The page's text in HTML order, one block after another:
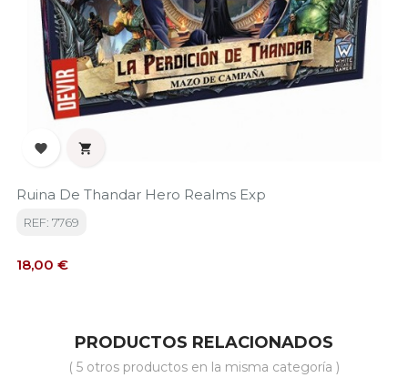
 
Ruina De Thandar Hero Realms Exp
REF: 7769
Precio
18,00 €
PRODUCTOS RELACIONADOS
( 5 otros productos en la misma categoría )